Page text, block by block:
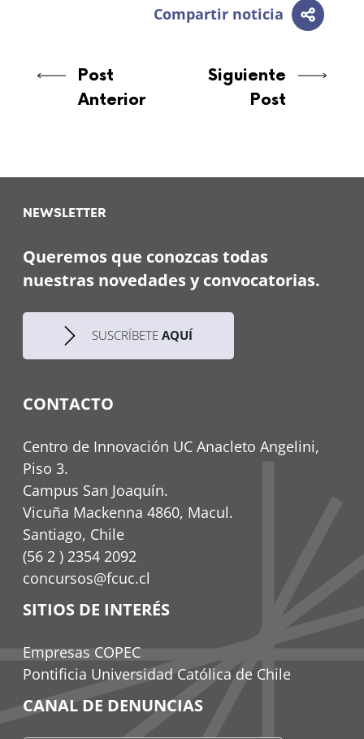
Compartir noticia
Post
Anterior
Siguiente
Post
NEWSLETTER
Queremos que conozcas todas
nuestras novedades y convocatorias.
SUSCRÍBETE AQUÍ
CONTACTO
Centro de Innovación UC Anacleto Angelini,
Piso 3.
Campus San Joaquín.
Vicuña Mackenna 4860, Macul.
Santiago, Chile
(56 2 ) 2354 2092
concursos@fcuc.cl
SITIOS DE INTERÉS
Empresas COPEC
Pontificia Universidad Católica de Chile
CANAL DE DENUNCIAS